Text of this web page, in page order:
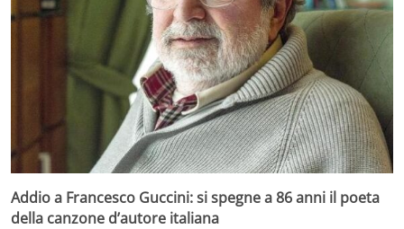
Addio a Francesco Guccini: si spegne a 86 anni il poeta
della canzone d’autore italiana